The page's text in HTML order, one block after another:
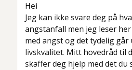
Hei
Jeg kan ikke svare deg på
angstanfall men jeg leser
med angst og det tydelig går
livskvalitet. Mitt hovedråd til
skaffer deg hjelp med det du